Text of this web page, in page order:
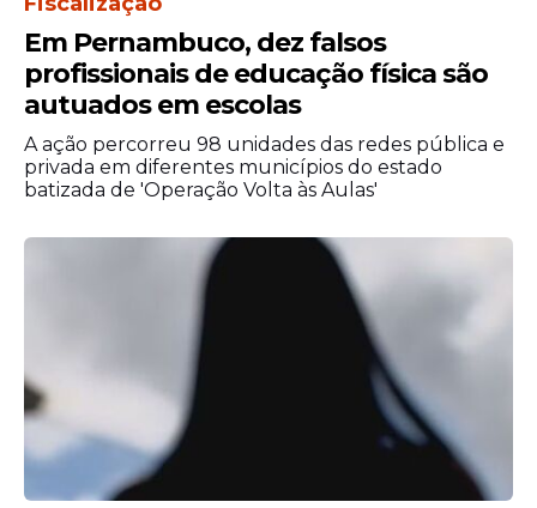
Edital
Em Pernambuco, dez falsos
profissionais de educação física são
autuados em escolas
A ação percorreu 98 unidades das redes pública e
privada em diferentes municípios do estado
batizada de 'Operação Volta às Aulas'